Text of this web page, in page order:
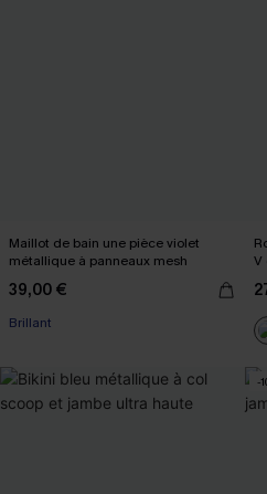
Maillot de bain une pièce violet
métallique à panneaux mesh
39,00 €
Brillant
V
-